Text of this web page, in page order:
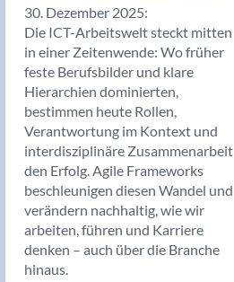
30. Dezember 2025:
Die ICT-Arbeitswelt steckt mitten
in einer Zeitenwende: Wo früher
feste Berufsbilder und klare
Hierarchien dominierten,
bestimmen heute Rollen,
Verantwortung im Kontext und
interdisziplinäre Zusammenarbeit
den Erfolg. Agile Frameworks
beschleunigen diesen Wandel und
verändern nachhaltig, wie wir
arbeiten, führen und Karriere
denken – auch über die Branche
hinaus.